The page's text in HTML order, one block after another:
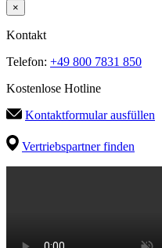
×
Kontakt
Telefon: +49 800 7831 850
Kostenlose Hotline
Kontaktformular ausfüllen
Vertriebspartner finden